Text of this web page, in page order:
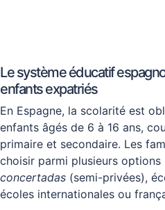
Le système éducatif
enfants expatriés
En Espagne, la scolarité est
enfants âgés de 6 à 16 ans,
primaire et secondaire. Les
choisir parmi plusieurs
concertadas (semi-privées),
écoles internationales ou